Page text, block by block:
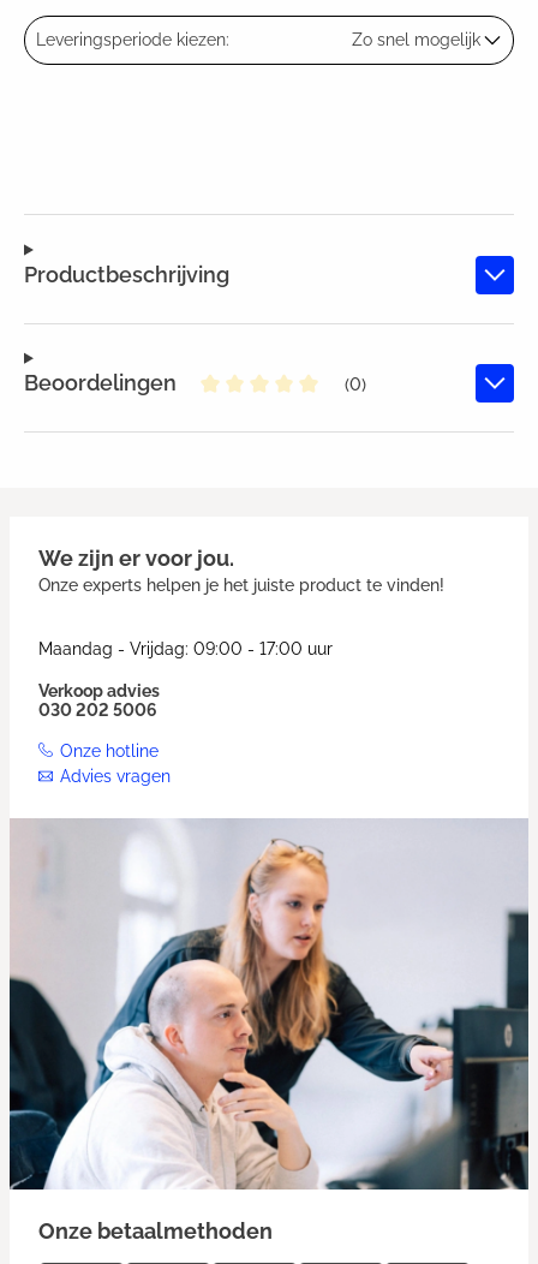
Leveringsperiode kiezen: Zo snel mogelijk
Productbeschrijving
Beoordelingen
(0)
We zijn er voor jou.
Onze experts helpen je het juiste product te vinden!
Maandag - Vrijdag: 09:00 - 17:00 uur
Verkoop advies
030 202 5006
Onze hotline
Advies vragen
Onze betaalmethoden